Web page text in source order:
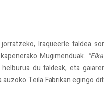
Iraqueerle taldea
Mugimenduak.
helburua du taldeak, eta
Teila Fabrikan egingo